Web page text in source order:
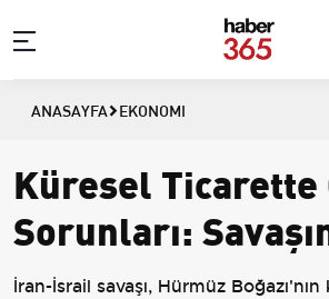
ANASAYFA EKONOMI
Küresel Ticarette
Sorunları:
İran-İsrail savaşı, Hürmüz Boğazı'nın